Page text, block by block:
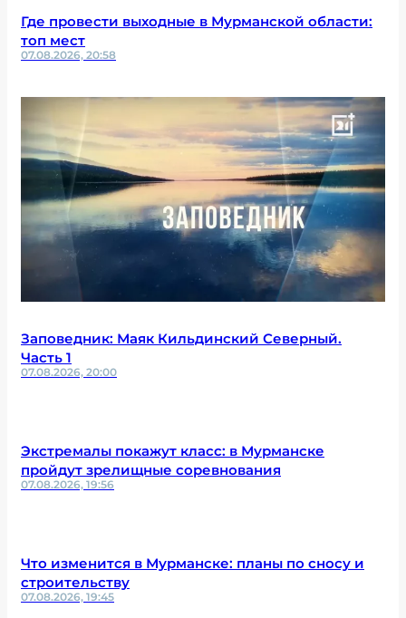
Где провести выходные в Мурманской области:
топ мест
07.08.2026, 20:58
Заповедник: Маяк Кильдинский Северный.
Часть 1
07.08.2026, 20:00
Экстремалы покажут класс: в Мурманске
пройдут зрелищные соревнования
07.08.2026, 19:56
Что изменится в Мурманске: планы по сносу и
строительству
07.08.2026, 19:45